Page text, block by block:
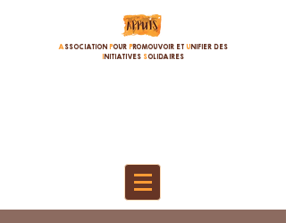
ASSOCIATIONPOURPROMOUVOIR ETUNIFIER DES
INITIATIVES SOLIDAIRES